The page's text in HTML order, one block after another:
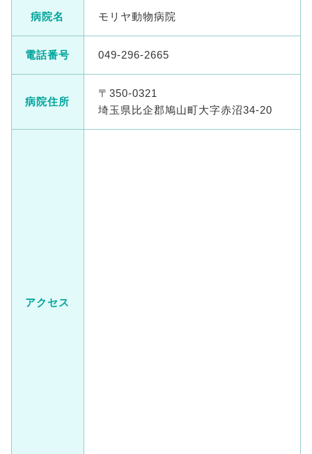
病院名 モリヤ動物病院
電話番号 049-296-2665
病院住所
〒350-0321
埼玉県比企郡鳩山町大字赤沼34-20
アクセス